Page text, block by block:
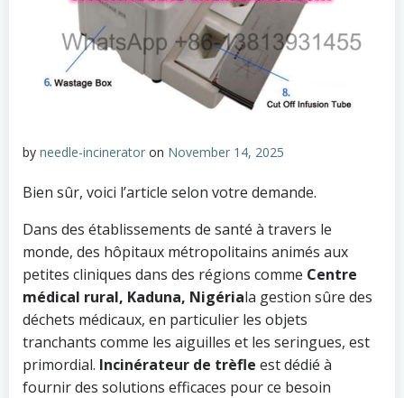
by needle-incinerator on November 14, 2025
Bien sûr, voici l’article selon votre demande.
Dans des établissements de santé à travers le
monde, des hôpitaux métropolitains animés aux
petites cliniques dans des régions comme Centre
médical rural, Kaduna, Nigériala gestion sûre des
déchets médicaux, en particulier les objets
tranchants comme les aiguilles et les seringues, est
primordial. Incinérateur de trèfle est dédié à
fournir des solutions efficaces pour ce besoin